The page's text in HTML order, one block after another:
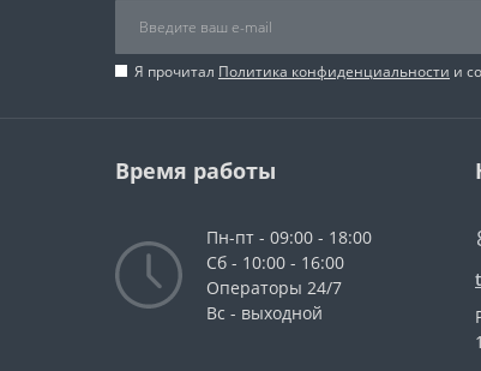
Я прочитал Политика конфиденциальности и
Время работы
Пн-пт - 09:00 - 18:00
Сб - 10:00 - 16:00
Операторы 24/7
Вс - выходной